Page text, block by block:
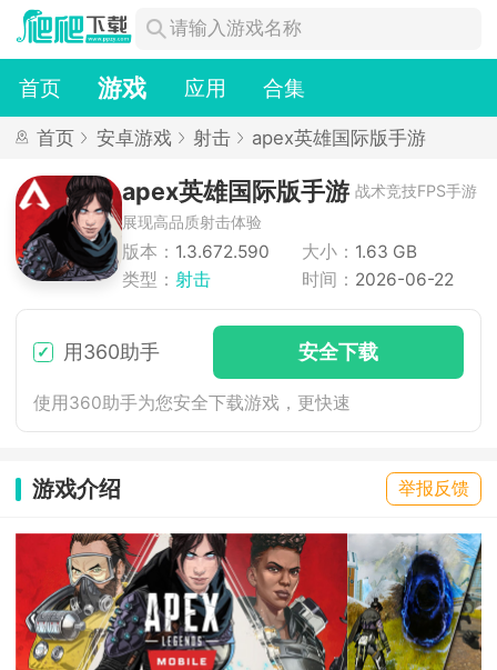
首页 游戏 应用 合集
首页 安卓游戏 射击 apex英雄国际版手游
apex英雄国际版手游 战术竞技FPS手游
展现高品质射击体验
版本： 1.3.672.590 大小： 1.63 GB
类型： 射击 时间： 2026-06-22
安全下载
用360助手
使用360助手为您安全下载游戏，更快速
游戏介绍 举报反馈